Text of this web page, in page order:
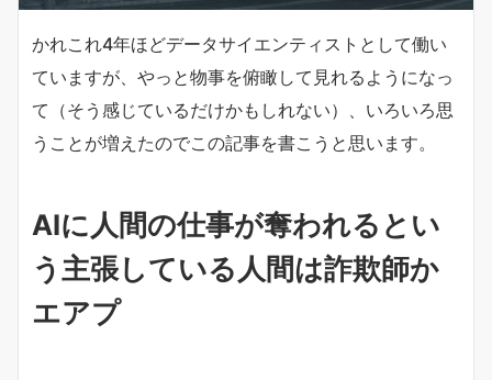
かれこれ4年ほどデータサイエンティストとして働い
ていますが、やっと物事を俯瞰して見れるようになっ
て（そう感じているだけかもしれない）、いろいろ思
うことが増えたのでこの記事を書こうと思います。
AIに人間の仕事が奪われるとい
う主張している人間は詐欺師か
エアプ